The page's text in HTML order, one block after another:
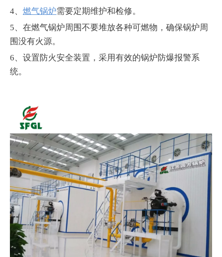
4、 燃气锅炉需要定期维护和检修。
5、在燃气锅炉周围不要堆放各种可燃物，确保锅炉周
围没有火源。
6、设置防火安全装置，采用有效的锅炉防爆报警系
统。